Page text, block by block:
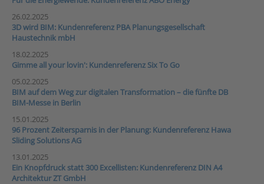
26.02.2025
3D wird BIM: Kundenreferenz PBA Planungsgesellschaft
Haustechnik mbH
18.02.2025
Gimme all your lovin': Kundenreferenz Six To Go
05.02.2025
BIM auf dem Weg zur digitalen Transformation – die fünfte DB
BIM-Messe in Berlin
15.01.2025
96 Prozent Zeitersparnis in der Planung: Kundenreferenz Hawa
Sliding Solutions AG
13.01.2025
Ein Knopfdruck statt 300 Excellisten: Kundenreferenz DIN A4
Architektur ZT GmbH